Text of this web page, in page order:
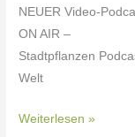
NEUER Video-
ON AIR –
Stadtpflanzen
Welt
Weiterlesen »